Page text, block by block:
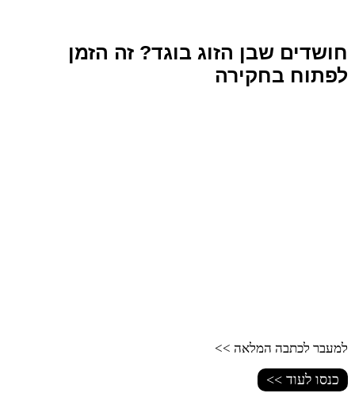
חושדים שבן הזוג בוגד? זה הזמן
לפתוח בחקירה
למעבר לכתבה המלאה >>
כנסו לעוד >>